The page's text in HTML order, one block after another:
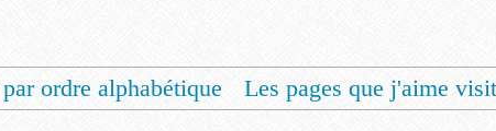
ordre alphabétique Les pages que j'aime